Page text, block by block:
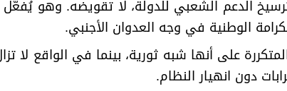
الدعم الشعبي للدولة، لا تقويضه. وهو يُفعّل
الوطنية في وجه العدوان الأجنبي.
على أنها شبه ثورية، بينما في الواقع لا
دون انهيار النظام.